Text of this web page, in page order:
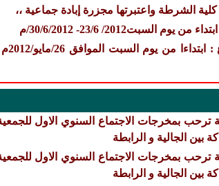
الشرطة واعتبرتها مجزرة إبادة جماعية ،،
23/6- 30/6/2012/م
ترحب بمخرجات الاجتماع السنوي الاول
بين الجالية و الرابطة
ترحب بمخرجات الاجتماع السنوي الاول
بين الجالية و الرابطة